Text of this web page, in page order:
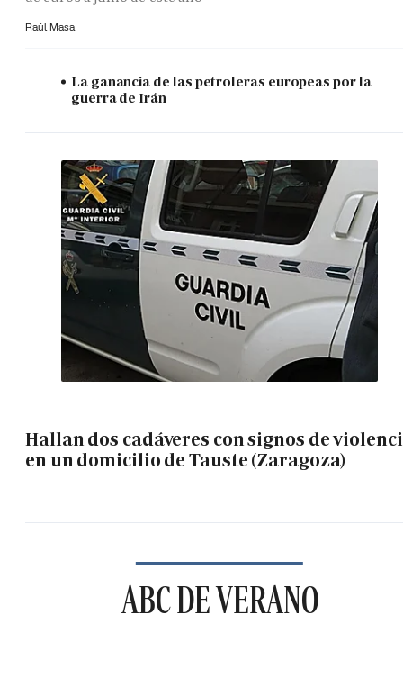
Raúl Masa
La ganancia de las petroleras europeas por la
guerra de Irán
Hallan dos cadáveres con signos de
en un domicilio de Tauste (Zaragoza)
ABC DE VERANO